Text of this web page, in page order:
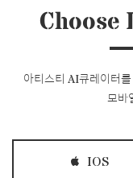
Choose
아티스티 AI큐레이터
모바
IOS